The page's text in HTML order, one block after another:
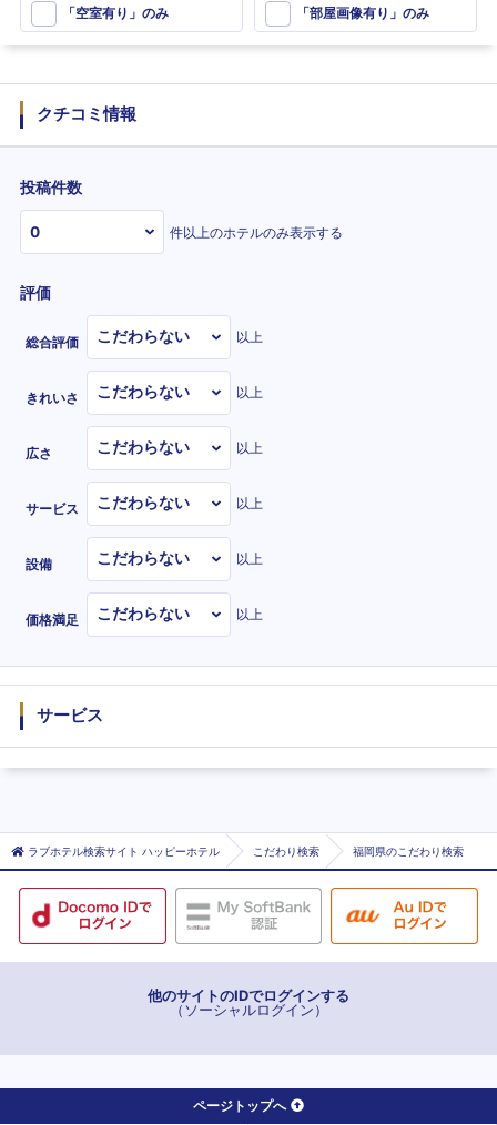
「空室有り」のみ 「部屋画像有り」のみ
クチコミ情報
投稿件数
件以上のホテルのみ表示する
評価
総合評価 以上
きれいさ 以上
広さ 以上
サービス 以上
設備 以上
価格満足 以上
サービス
ラブホテル検索サイト ハッピーホテル こだわり検索 福岡県のこだわり検索
他のサイトのIDでログインする
（ソーシャルログイン）
ページトップへ